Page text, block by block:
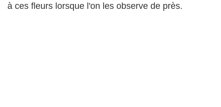
à ces fleurs lorsque l'on les observe de près.